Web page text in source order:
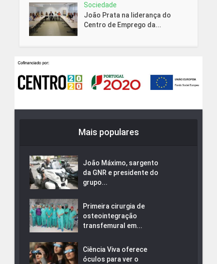
Sociedade
João Prata na liderança do
Centro de Emprego da...
Mais populares
João Máximo, sargento
da GNR e presidente do
grupo...
Primeira cirurgia de
osteointegração
transfemural em...
Ciência Viva oferece
óculos para ver o